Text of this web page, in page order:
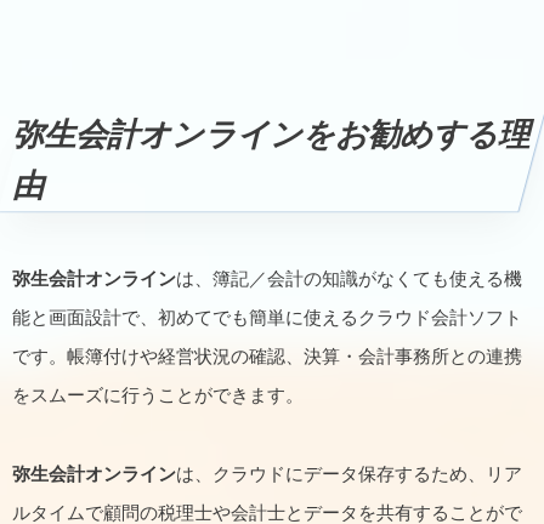
弥生会計オンラインをお勧めする理
由
弥生会計オンラインは、簿記／会計の知識がなくても使える機
能と画面設計で、初めてでも簡単に使えるクラウド会計ソフト
です。帳簿付けや経営状況の確認、決算・会計事務所との連携
をスムーズに行うことができます。
弥生会計オンラインは、クラウドにデータ保存するため、リア
ルタイムで顧問の税理士や会計士とデータを共有することがで